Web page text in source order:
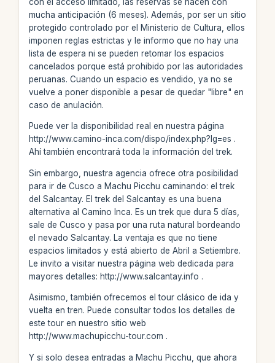
mucha anticipación (6 meses). Además, por ser un sitio
protegido controlado por el Ministerio de Cultura, ellos
imponen reglas estrictas y le informo que no hay una
lista de espera ni se pueden retomar los espacios
cancelados porque está prohibido por las autoridades
peruanas. Cuando un espacio es vendido, ya no se
vuelve a poner disponible a pesar de quedar "libre" en
caso de anulación.
Puede ver la disponibilidad real en nuestra página
http://www.camino-inca.com/dispo/index.php?lg=es .
Ahí también encontrará toda la información del trek.
Sin embargo, nuestra agencia ofrece otra posibilidad
para ir de Cusco a Machu Picchu caminando: el trek
del Salcantay. El trek del Salcantay es una buena
alternativa al Camino Inca. Es un trek que dura 5 días,
sale de Cusco y pasa por una ruta natural bordeando
el nevado Salcantay. La ventaja es que no tiene
espacios limitados y está abierto de Abril a Setiembre.
Le invito a visitar nuestra página web dedicada para
mayores detalles: http://www.salcantay.info .
Asimismo, también ofrecemos el tour clásico de ida y
vuelta en tren. Puede consultar todos los detalles de
este tour en nuestro sitio web
http://www.machupicchu-tour.com .
Y si solo desea entradas a Machu Picchu, que ahora